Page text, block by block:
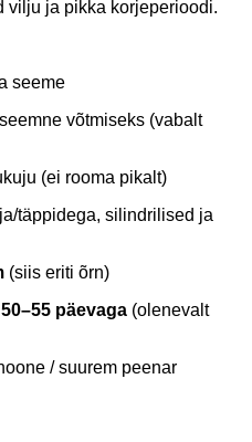
vilju ja pikka korjeperioodi.
seeme
võtmiseks (vabalt
(ei rooma pikalt)
täppidega, silindrilised ja
(siis eriti õrn)
50–55 päevaga (olenevalt
/ suurem peenar